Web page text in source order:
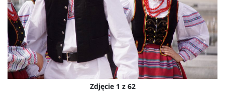
Zdjęcie 1 z 62